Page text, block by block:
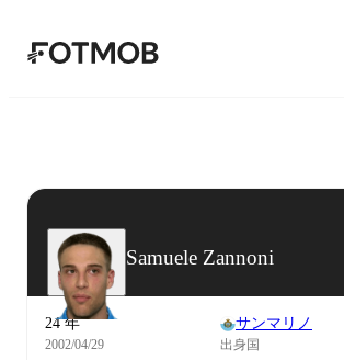
メインコンテンツへスキップ
Samuele Zannoni
24 年
2002/04/29
サンマリノ
出身国